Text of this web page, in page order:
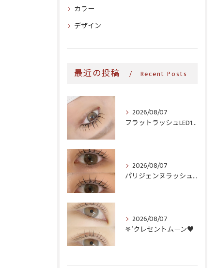
カラー
デザイン
最近の投稿 Recent Posts
2026/08/07
フラットラッシュLED100本＆ヘルシー‎🤍
2026/08/07
パリジェンヌラッシュリフト♪
2026/08/07
𖤐′クレセントムーン♥️